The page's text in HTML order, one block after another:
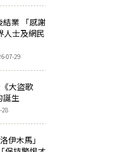
業 「感謝
人士及網民
07-29
大盜歌
誕生
伊木馬」